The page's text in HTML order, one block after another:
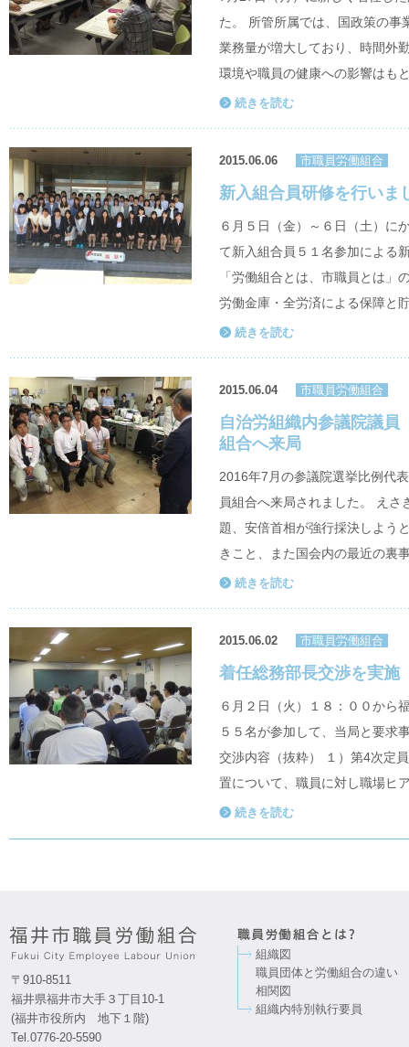
た。 所管所属では、国政策の事
業務量が増大しており、時間外
環境や職員の健康への影響はも
続きを読む
2015.06.06 市職員労働組合
新入組合員研修を行いま
６月５日（金）～６日（土）に
て新入組合員５１名参加による
「労働組合とは、市職員とは」
労働金庫・全労済による保障と
続きを読む
2015.06.04 市職員労働組合
自治労組織内参議院議
組合へ来局
2016年7月の参議院選挙比例代
員組合へ来局されました。 え
題、安倍首相が強行採決しよう
きこと、また国会内の最近の裏
続きを読む
2015.06.02 市職員労働組合
着任総務部長交渉を実施
６月２日（火）１８：００から
５５名が参加して、当局と要求
交渉内容（抜粋） １）第4次定
置について、職員に対し職場ヒ
続きを読む
〒910-8511
福井県福井市大手３丁目10-1
(福井市役所内 地下１階)
Tel.0776-20-5590
組織図
職員団体と労働組合の違い
相関図
組織内特別執行要員